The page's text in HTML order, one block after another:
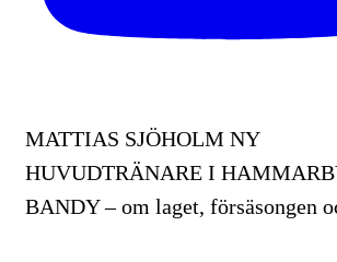
MATTIAS SJÖHOLM NY
HUVUDTRÄNARE I
BANDY – om laget, försäsongen